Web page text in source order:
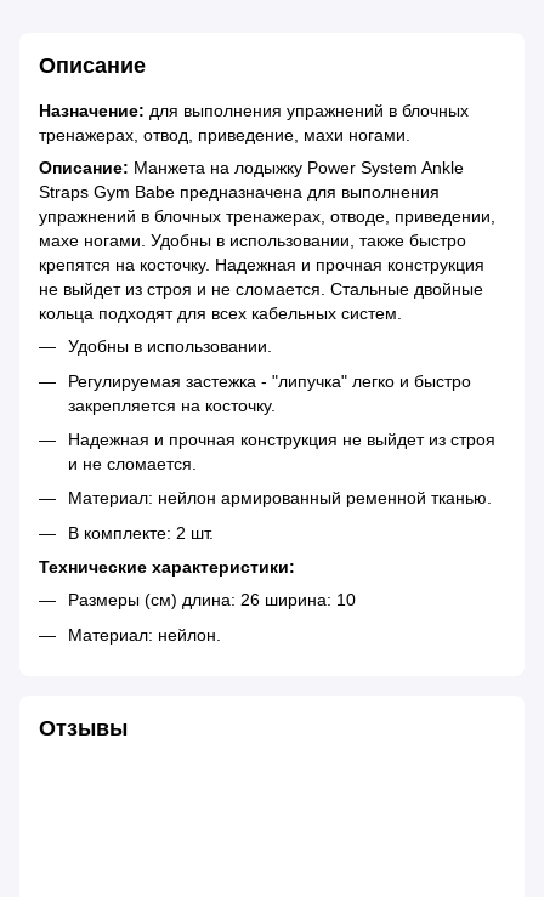
Описание
Назначение: для выполнения упражнений в блочных
тренажерах, отвод, приведение, махи ногами.
Описание: Манжета на лодыжку Power System Ankle
Straps Gym Babe предназначена для выполнения
упражнений в блочных тренажерах, отводе, приведении,
махе ногами. Удобны в использовании, также быстро
крепятся на косточку. Надежная и прочная конструкция
не выйдет из строя и не сломается. Стальные двойные
кольца подходят для всех кабельных систем.
Удобны в использовании.
Регулируемая застежка - "липучка" легко и быстро
закрепляется на косточку.
Надежная и прочная конструкция не выйдет из строя
и не сломается.
Материал: нейлон армированный ременной тканью.
В комплекте: 2 шт.
Технические характеристики:
Размеры (см) длина: 26 ширина: 10
Материал: нейлон.
Отзывы